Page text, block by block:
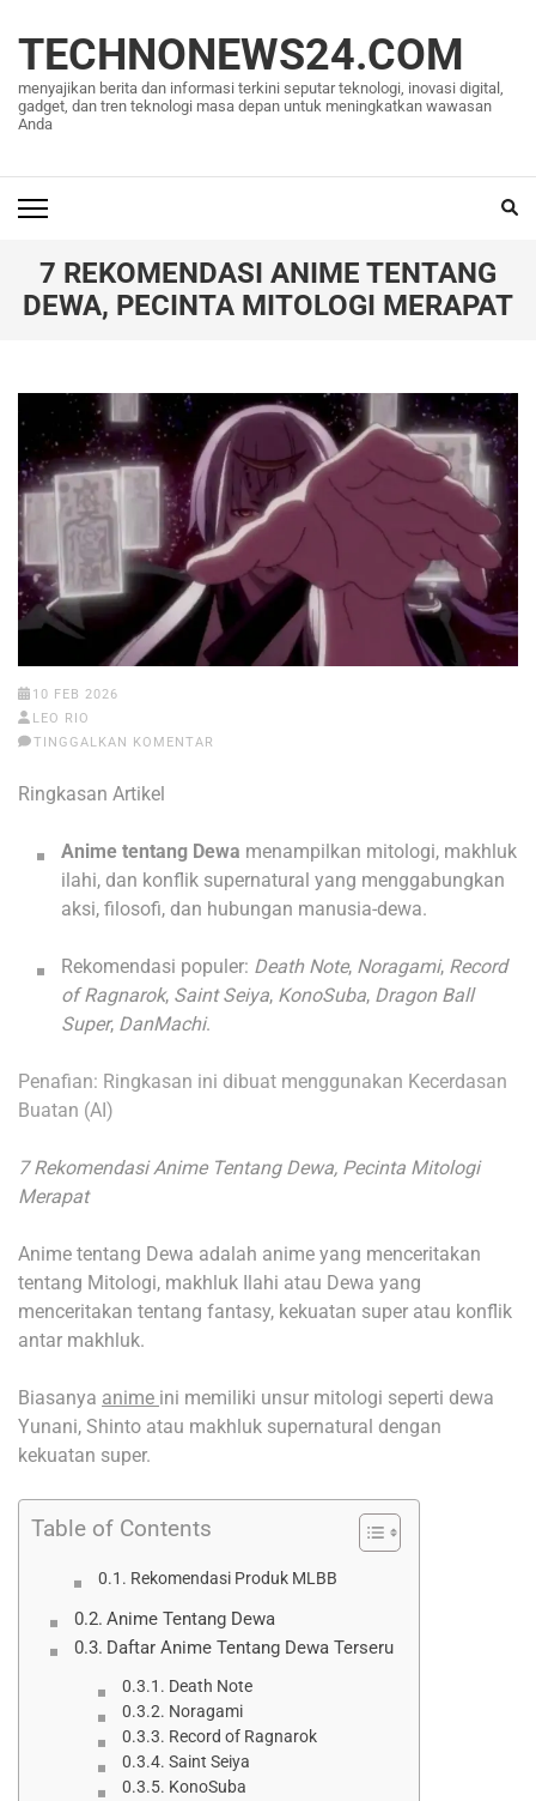
konten
(Tekan
Enter)
TECHNONEWS24.COM
menyajikan berita dan informasi terkini seputar teknologi, inovasi digital,
gadget, dan tren teknologi masa depan untuk meningkatkan wawasan
Anda
7 REKOMENDASI ANIME TENTANG
DEWA, PECINTA MITOLOGI MERAPAT
10 FEB 2026
LEO RIO
TINGGALKAN KOMENTAR
Ringkasan Artikel
Anime tentang Dewa menampilkan mitologi, makhluk
ilahi, dan konflik supernatural yang menggabungkan
aksi, filosofi, dan hubungan manusia-dewa.
Rekomendasi populer: Death Note, Noragami, Record
of Ragnarok, Saint Seiya, KonoSuba, Dragon Ball
Super, DanMachi.
Penafian: Ringkasan ini dibuat menggunakan Kecerdasan
Buatan (AI)
7 Rekomendasi Anime Tentang Dewa, Pecinta Mitologi
Merapat
Anime tentang Dewa adalah anime yang menceritakan
tentang Mitologi, makhluk Ilahi atau Dewa yang
menceritakan tentang fantasy, kekuatan super atau konflik
antar makhluk.
Biasanya anime ini memiliki unsur mitologi seperti dewa
Yunani, Shinto atau makhluk supernatural dengan
kekuatan super.
Table of Contents
Rekomendasi Produk MLBB
Anime Tentang Dewa
Daftar Anime Tentang Dewa Terseru
Death Note
Noragami
Record of Ragnarok
Saint Seiya
KonoSuba